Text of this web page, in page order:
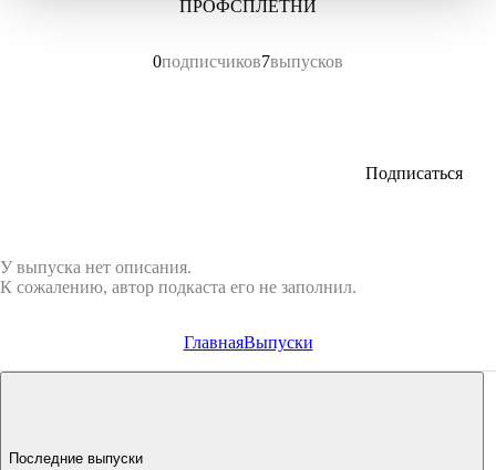
ПРОФСПЛЕТНИ
0подписчиков7выпусков
Подписаться
У выпуска нет описания.
К сожалению, автор подкаста его не заполнил.
ГлавнаяВыпуски
Последние выпуски